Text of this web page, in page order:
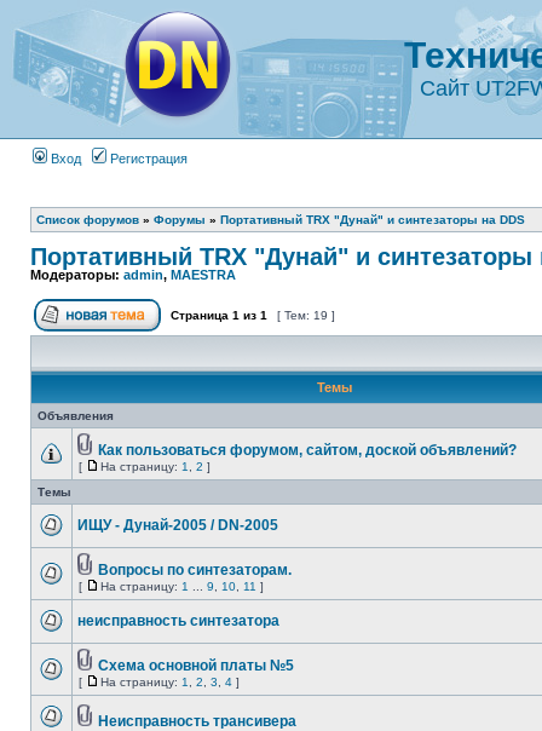
Сайт
Вход Регистрация
Список форумов » Форумы » Портативный TRX "Дунай" и синтезаторы на DDS
Портативный TRX "Дунай" и синтезаторы
Модераторы: admin, MAESTRA
Страница 1 из 1 [ Тем: 19 ]
Темы
Объявления
Как пользоваться форумом, сайтом, доской объявлений?
[ На страницу: 1 2 ]
Темы
ИЩУ - Дунай-2005 / DN-2005
Вопросы по синтезаторам.
[ На страницу: 1 9 10 11 ]
неисправность синтезатора
Cхема основной платы №5
[ На страницу: 1 2 3 4 ]
Неисправность трансивера